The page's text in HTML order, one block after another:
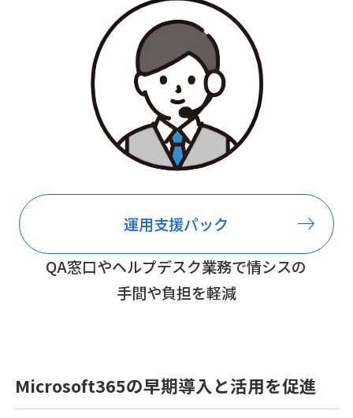
運用支援パック
QA窓口やヘルプデスク業務で情シスの
手間や負担を軽減
Microsoft365の早期導入と活用を促進